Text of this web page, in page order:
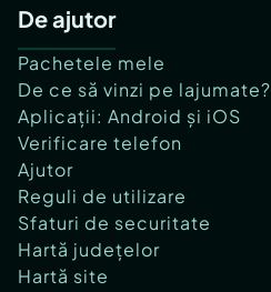
De ajutor
Pachetele mele
De ce să vinzi pe lajumate?
Aplicații: Android și iOS
Verificare telefon
Ajutor
Reguli de utilizare
Sfaturi de securitate
Hartă județelor
Hartă site